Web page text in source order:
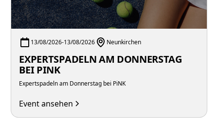
13/08/2026-13/08/2026 Neunkirchen
EXPERTSPADELN AM DONNERSTAG
BEI PINK
Expertspadeln am Donnerstag bei PiNK
Event ansehen